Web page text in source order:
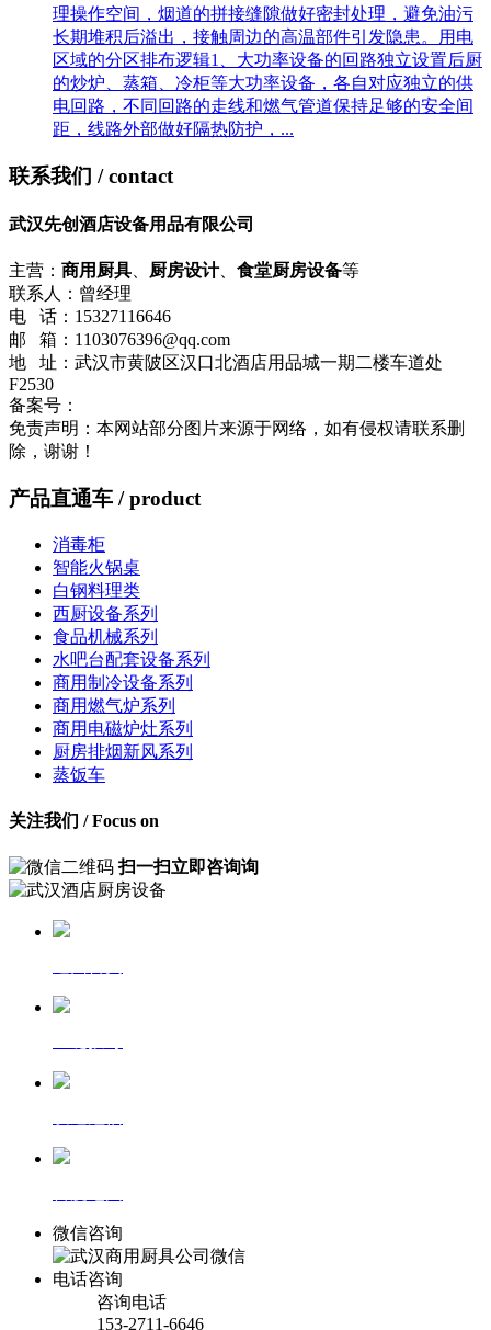
理操作空间，烟道的拼接缝隙做好密封处理，避免油污
长期堆积后溢出，接触周边的高温部件引发隐患。用电
区域的分区排布逻辑1、大功率设备的回路独立设置后厨
的炒炉、蒸箱、冷柜等大功率设备，各自对应独立的供
电回路，不同回路的走线和燃气管道保持足够的安全间
距，线路外部做好隔热防护，...
联系我们 / contact
武汉先创酒店设备用品有限公司
主营： 商用厨具 厨房设计、 食堂厨房设备等
联系人：曾经理
电 话：15327116646
邮 箱：1103076396@qq.com
地 址：武汉市黄陂区汉口北酒店用品城一期二楼车道处
F2530
备案号：
免责声明：本网站部分图片来源于网络，如有侵权请联系删
除，谢谢！
产品直通车 / product
消毒柜
智能火锅桌
白钢料理类
西厨设备系列
食品机械系列
水吧台配套设备系列
商用制冷设备系列
商用燃气炉系列
商用电磁炉灶系列
厨房排烟新风系列
蒸饭车
关注我们 / Focus on
扫一扫立即咨询询
微信咨询
电话咨询
咨询电话
153-2711-6646